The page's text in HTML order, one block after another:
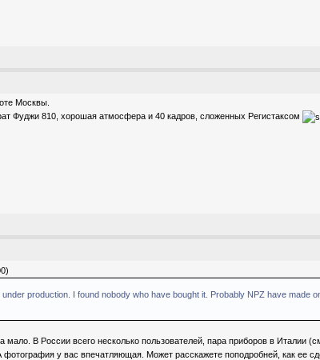
Москвы.
Фуджи 810, хорошая атмосфера и 40 кадров, сложенных Регистаксом
production. I found nobody who have bought it. Probably NPZ have made
В России всего несколько пользователей, пара приборов в Италии
у вас впечатляющая. Может расскажете поподробней, как ее